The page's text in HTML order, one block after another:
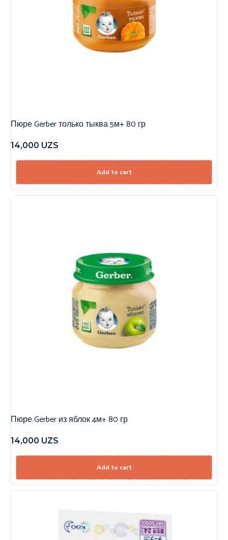
Пюре Gerber только тыква 5м+ 80 гр
14,000 UZS
Add to cart
Пюре Gerber из яблок 4м+ 80 гр
14,000 UZS
Add to cart